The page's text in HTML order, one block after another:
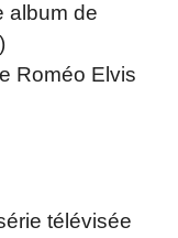
album de
Roméo Elvis
télévisée